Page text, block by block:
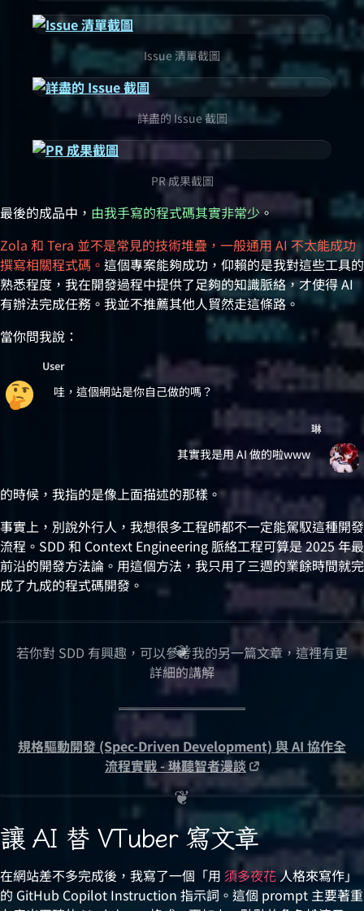
Issue 清單截圖
詳盡的 Issue 截圖
PR 成果截圖
最後的成品中， 由我手寫的程式碼其實非常少。
Zola 和 Tera 並不是常見的技術堆疊，一般通用 AI 不太能成功
撰寫相關程式碼。 這個專案能夠成功，仰賴的是我對這些工具的
熟悉程度，我在開發過程中提供了足夠的知識脈絡，才使得 AI
有辦法完成任務。我並不推薦其他人貿然走這條路。
當你問我說：
User
哇，這個網站是你自己做的嗎？
琳
其實我是用 AI 做的啦www
的時候，我指的是像上面描述的那樣。
事實上，別說外行人，我想很多工程師都不一定能駕馭這種開發
流程。SDD 和 Context Engineering 脈絡工程可算是 2025 年最
前沿的開發方法論。用這個方法，我只用了三週的業餘時間就完
成了九成的程式碼開發。
若你對 SDD 有興趣，可以參考我的另一篇文章，這裡有更
詳細的講解
規格驅動開發 (Spec-Driven Development) 與 AI 協作全
流程實戰 - 琳聽智者漫談
讓 AI 替 VTuber 寫文章
在網站差不多完成後，我寫了一個「用 須多夜花人格來寫作」
的 GitHub Copilot Instruction 指示詞。這個 prompt 主要著重